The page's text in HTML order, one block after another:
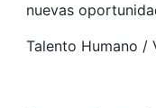
nuevas
Talento Humano /